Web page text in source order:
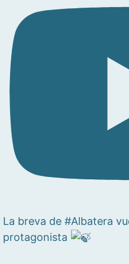
La breva de #Albatera
protagonista